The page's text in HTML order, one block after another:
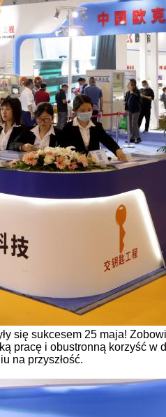
się sukcesem 25 maja!
pracę i obustronną korzyść w
na przyszłość.